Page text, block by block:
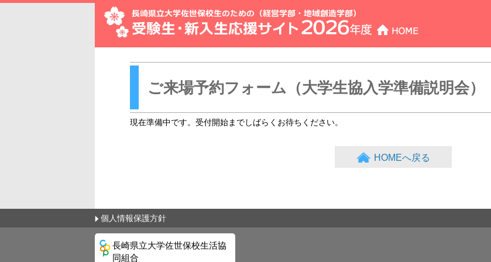
長県大佐世保
ご来場予約フォーム（大学生協入学準備説明会）
現在準備中です。受付開始までしばらくお待ちください。
HOMEへ戻る
個人情報保護方針
長崎県立大学佐世保校生活協
同組合